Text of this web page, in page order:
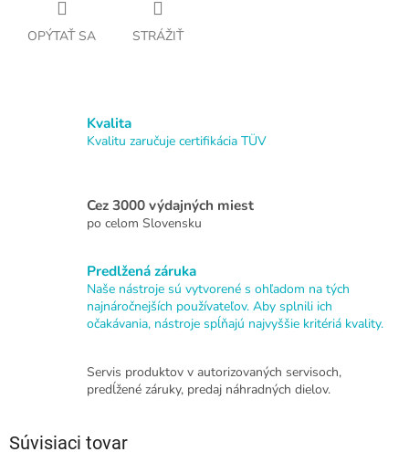
OPÝTAŤ SA STRÁŽIŤ
Kvalita
Kvalitu zaručuje certifikácia TÜV
Cez 3000 výdajných miest
po celom Slovensku
Predlžená záruka
Naše nástroje sú vytvorené s ohľadom na tých
najnáročnejších používateľov. Aby splnili ich
očakávania, nástroje spĺňajú najvyššie kritériá kvality.
Servis produktov v autorizovaných servisoch,
predĺžené záruky, predaj náhradných dielov.
Súvisiaci tovar